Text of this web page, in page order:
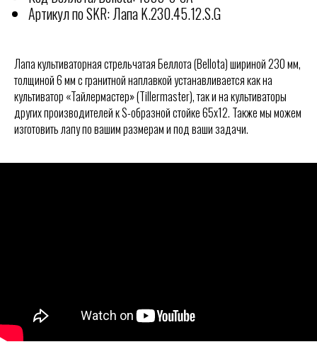
Артикул по SKR: Лапа K.230.45.12.S.G
Лапа культиваторная стрельчатая Беллота (Bellota) шириной 230 мм,
толщиной 6 мм с гранитной наплавкой устанавливается как на
культиватор «Тайлермастер» (Tillermaster), так и на культиваторы
других производителей к S-образной стойке 65х12. Также мы можем
изготовить лапу по вашим размерам и под ваши задачи.
ООО «СКР Агро»
ООО "СКР АГРО"
КОНТАКТЫ
Без перерывов